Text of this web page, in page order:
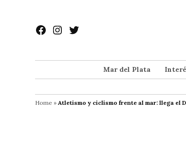
contenido
Facebook
Instagram
Twitter
Mar del Plata
Home » Atletismo y ciclismo frente al mar: llega el